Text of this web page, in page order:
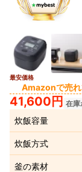
最安価格
Amazonで売れ
41,600円 在庫
炊飯容量
炊飯方式
釜の素材